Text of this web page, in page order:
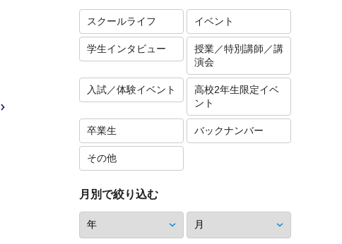
スクールライフ イベント
学生インタビュー
授業／特別講師／講
演会
入試／体験イベント
高校2年生限定イベ
ント
卒業生 バックナンバー
その他
月別で絞り込む